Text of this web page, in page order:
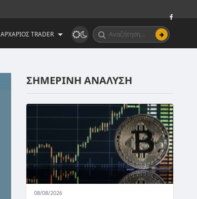
ΑΡΧΑΡΙΟΣ TRADER
ΣΗΜΕΡΙΝΗ ΑΝΑΛΥΣΗ
08/08/2026